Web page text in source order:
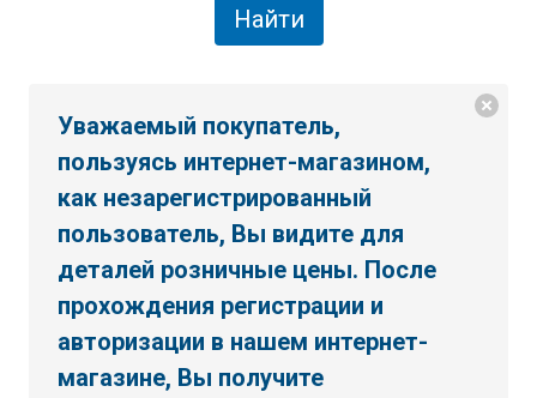
Уважаемый покупатель,
пользуясь интернет-магазином,
как незарегистрированный
пользователь, Вы видите для
деталей розничные цены. После
прохождения регистрации и
авторизации в нашем интернет-
магазине, Вы получите